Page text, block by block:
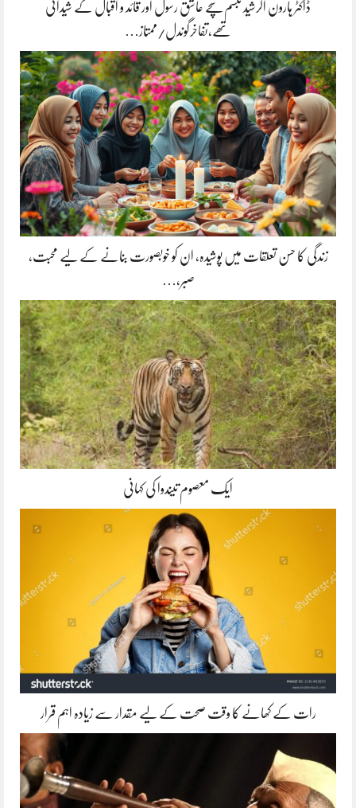
ڈاکٹر ہارون الرشید تبسم سچے عاشق رسول اور قائد و اقبال کے شیدائی
تھے،تفاخرگوندل/ممتاز…
زندگی کا حسن تعلقات میں پوشیدہ, ان کو خوبصورت بنانے کے لیے محبت،
صبر،…
ایک معصوم تیندوا کی کہانی
رات کے کھانے کا وقت صحت کے لیے مقدار سے زیادہ اہم قرار